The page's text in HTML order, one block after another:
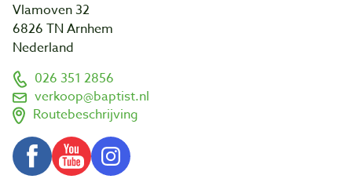
Vlamoven 32
6826 TN Arnhem
Nederland
026 351 2856
verkoop@baptist.nl
Routebeschrijving